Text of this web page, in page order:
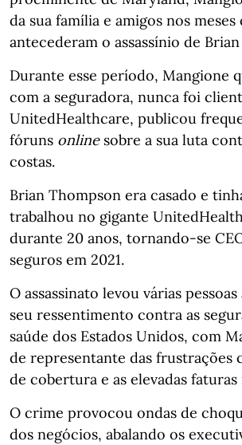
da sua família e amigos nos meses
antecederam o assassínio de
Durante esse período, Mangione
com a seguradora, nunca foi
UnitedHealthcare, publicou
fóruns onlinesobre a sua luta
costas.
Brian Thompson era casado e
trabalhou no gigante
durante 20 anos, tornando-se
seguros em 2021.
O assassinato levou várias
seu ressentimento contra as
saúde dos Estados Unidos, com
de representante das frustrações
de cobertura e as elevadas faturas
O crime provocou ondas de
dos negócios, abalando os